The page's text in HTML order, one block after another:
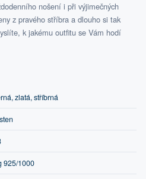
nošení i při výjimečných
z pravého stříbra a dlouho si tak
k jakému outfitu se Vám hodí
zlatá, stříbrná
925/1000